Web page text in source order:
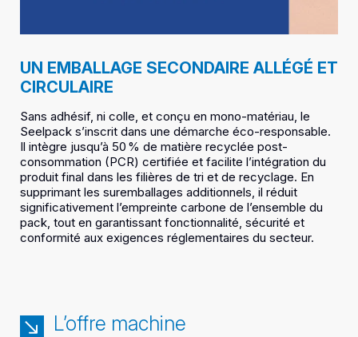
UN EMBALLAGE SECONDAIRE ALLÉGÉ ET
CIRCULAIRE
Sans adhésif, ni colle, et conçu en mono-matériau, le
Seelpack s’inscrit dans une démarche éco-responsable.
Il intègre jusqu’à 50 % de matière recyclée post-
consommation (PCR) certifiée et facilite l’intégration du
produit final dans les filières de tri et de recyclage. En
supprimant les suremballages additionnels, il réduit
significativement l’empreinte carbone de l’ensemble du
pack, tout en garantissant fonctionnalité, sécurité et
conformité aux exigences réglementaires du secteur.
L’offre machine